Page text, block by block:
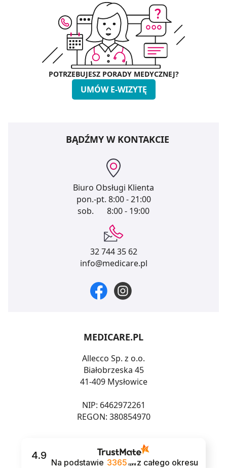
POTRZEBUJESZ PORADY MEDYCZNEJ?
UMÓW E-WIZYTĘ
BĄDŹMY W KONTAKCIE
Biuro Obsługi Klienta
pon.-pt. 8:00 - 21:00
sob.
8:00 - 19:00
32 744 35 62
info@medicare.pl
MEDICARE.PL
Allecco Sp. z o.o.
Białobrzeska 45
41-409 Mysłowice
NIP: 6462972261
REGON: 380854970
4.9
Na podstawie 3365 opinii z całego okresu